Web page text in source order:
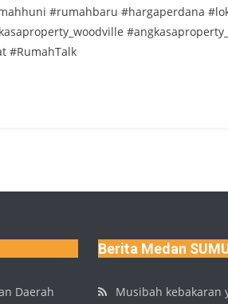
#rumahbaru #hargaperdana
#RumahTalk
Daerah
Berita Medan
Musibah kebakaran